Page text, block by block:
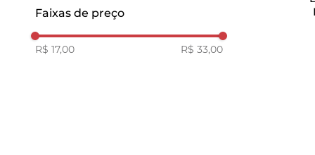
Faixas de preço
R$ 17,00 R$ 33,00